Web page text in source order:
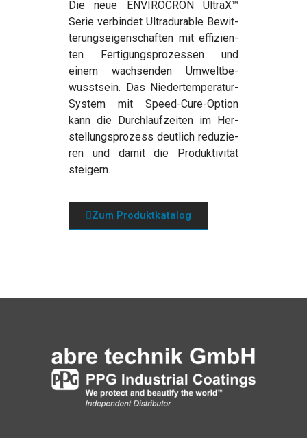
Die neue ENVIROCRON UltraX™
Serie ver­bin­det Ultra­dura­ble Bewit­
te­rungs­ei­gen­schaf­ten mit effi­zi­en­
ten Fer­ti­gungs­pro­zes­sen und
einem wach­sen­den Umwelt­be­
wusst­sein. Das Nie­der­tem­pe­ra­tur-
Sys­tem mit Speed-Cure-Opti­on
kann die Durch­lauf­zei­ten im Her­
stel­lungs­pro­zess deut­lich redu­zie­
ren und damit die Pro­duk­ti­vi­tät
steigern.
Zum Pro­dukt­ka­ta­log